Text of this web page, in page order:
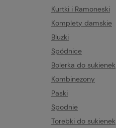
Kurtki i Ramoneski
Komplety damskie
Bluzki
Spódnice
Bolerka do sukienek
Kombinezony
Paski
Spodnie
Torebki do sukienek